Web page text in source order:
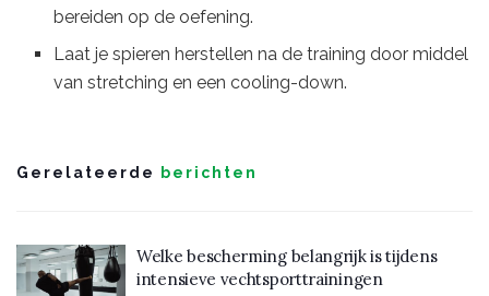
bereiden op de oefening.
Laat je spieren herstellen na de training door middel
van stretching en een cooling-down.
Gerelateerde berichten
Welke bescherming belangrijk is tijdens
intensieve vechtsporttrainingen